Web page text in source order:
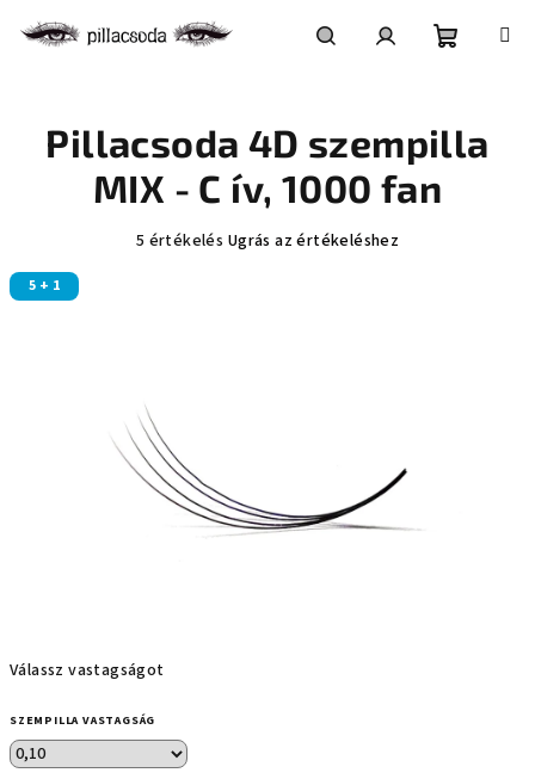
Válassz vastagságot
SZEMPILLA VASTAGSÁG
Pillacsoda 4D szempilla
MIX - C ív, 1000 fan
A
csillag.
5 értékelés Ugrás az értékeléshez
5 + 1